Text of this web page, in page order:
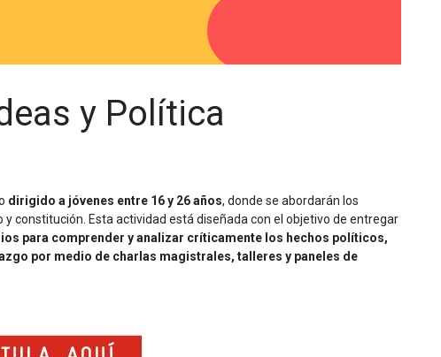
y Política
dirigido a jóvenes entre 16 y 26 años, donde se abordarán los
constitución. Esta actividad está diseñada con el objetivo de entregar
para comprender y analizar críticamente los hechos políticos,
por medio de charlas magistrales, talleres y paneles de